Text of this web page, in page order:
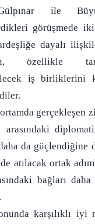
ile
görüşmede
dayalı
özellikle
iş birliklerini
gerçekleşen
da güçlendiğine
atılacak ortak
bağları
karşılıklı iyi